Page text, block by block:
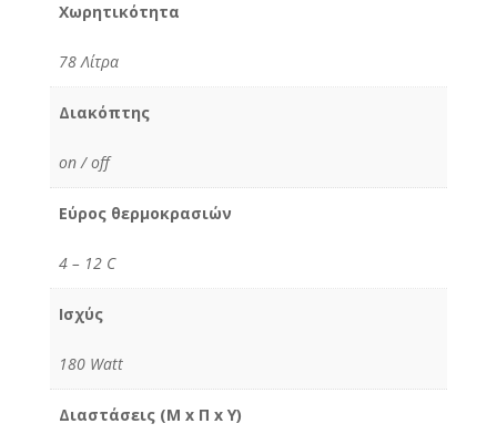
Χωρητικότητα
78 Λίτρα
Διακόπτης
on / off
Εύρος θερμοκρασιών
4 – 12 C
Ισχύς
180 Watt
Διαστάσεις (M x Π x Υ)